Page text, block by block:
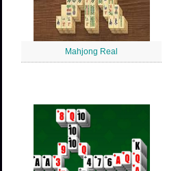
Mahjong Real